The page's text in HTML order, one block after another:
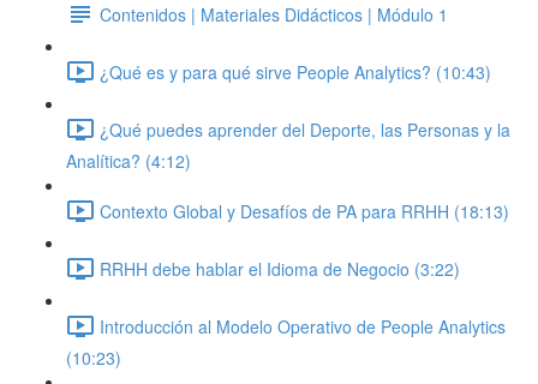
Contenidos | Materiales Didácticos | Módulo 1
¿Qué es y para qué sirve People Analytics? (10:43)
¿Qué puedes aprender del Deporte, las Personas y la
Analítica? (4:12)
Contexto Global y Desafíos de PA para RRHH (18:13)
RRHH debe hablar el Idioma de Negocio (3:22)
Introducción al Modelo Operativo de People Analytics
(10:23)